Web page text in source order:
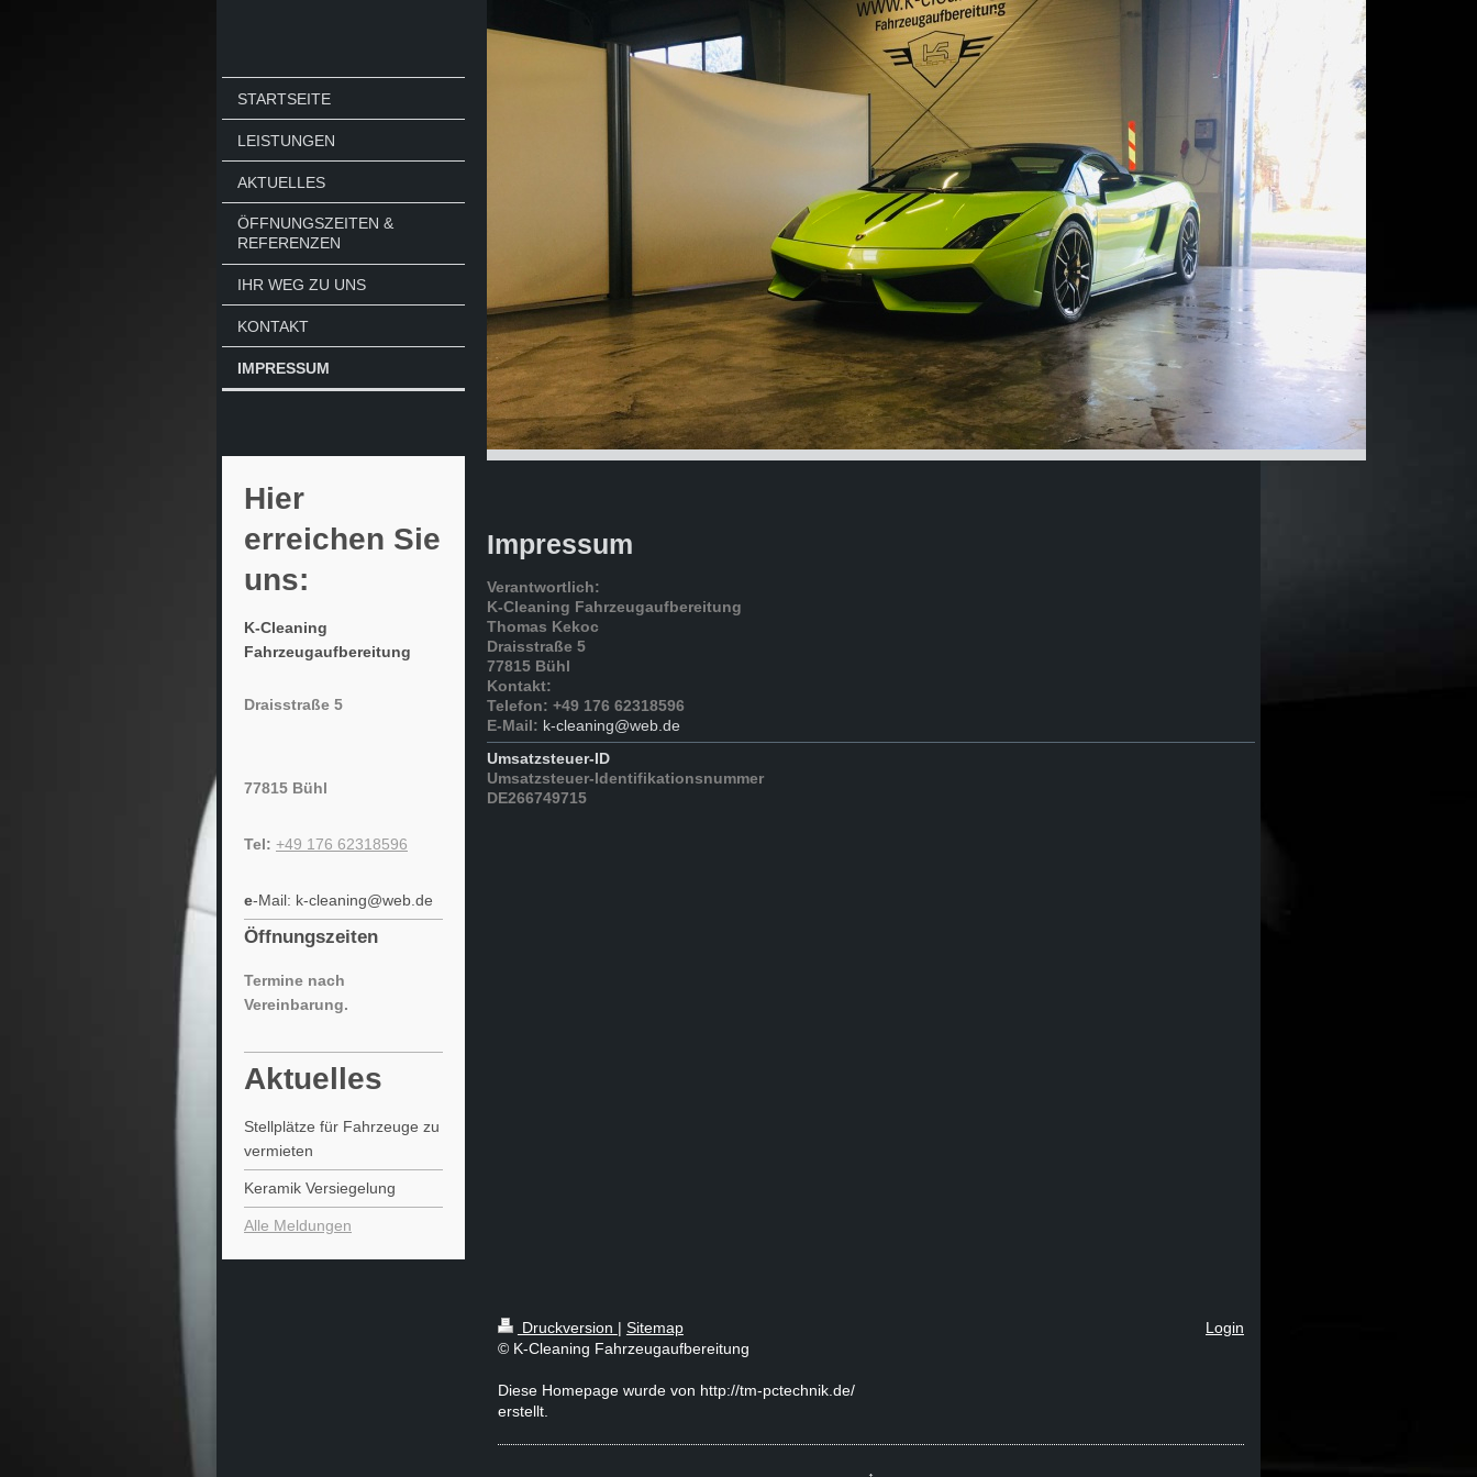
STARTSEITE
LEISTUNGEN
AKTUELLES
ÖFFNUNGSZEITEN &
REFERENZEN
IHR WEG ZU UNS
KONTAKT
IMPRESSUM
Hier
erreichen Sie
uns:
K-Cleaning
Fahrzeugaufbereitung
Draisstraße 5
77815 Bühl
Tel: +49 176 62318596
e-Mail: k-cleaning@web.de
Öffnungszeiten
Termine nach
Vereinbarung.
Aktuelles
Stellplätze für Fahrzeuge zu
vermieten
Keramik Versiegelung
Alle Meldungen
Impressum
Verantwortlich:
K-Cleaning Fahrzeugaufbereitung
Thomas Kekoc
Draisstraße 5
77815 Bühl
Kontakt:
Telefon: +49 176 62318596
E-Mail: k-cleaning@web.de
Umsatzsteuer-ID
Umsatzsteuer-Identifikationsnummer
DE266749715
Druckversion | Sitemap
© K-Cleaning Fahrzeugaufbereitung
Diese Homepage wurde von http://tm-pctechnik.de/
erstellt.
Login